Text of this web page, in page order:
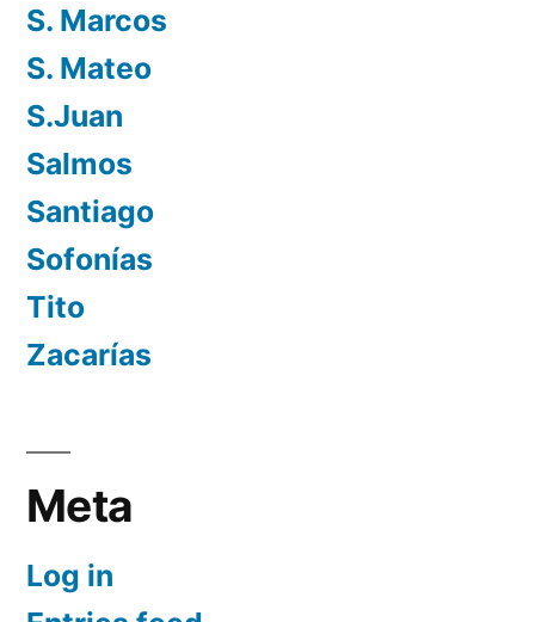
S. Marcos
S. Mateo
S.Juan
Salmos
Santiago
Sofonías
Tito
Zacarías
Meta
Log in